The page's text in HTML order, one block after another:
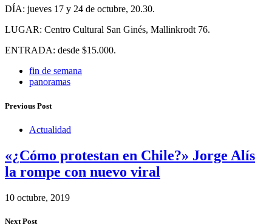
DÍA: jueves 17 y 24 de octubre, 20.30.
LUGAR: Centro Cultural San Ginés, Mallinkrodt 76.
ENTRADA: desde $15.000.
fin de semana
panoramas
Previous Post
Actualidad
«¿Cómo protestan en Chile?» Jorge Alís
la rompe con nuevo viral
10 octubre, 2019
Next Post